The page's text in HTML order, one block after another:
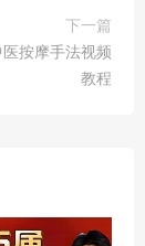
下一篇
按摩手法视频
教程